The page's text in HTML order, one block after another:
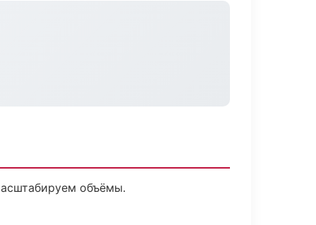
объёмы.